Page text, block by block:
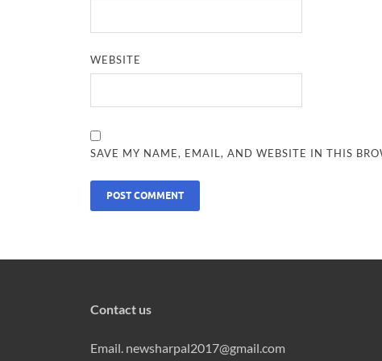
WEBSITE
SAVE MY NAME, EMAIL, AND WEBSITE IN THIS
Contact us
Email. newsharpal2017@gmail.com